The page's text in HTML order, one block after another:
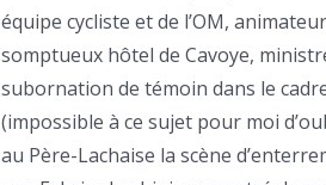
équipe cycliste et de l’OM,
somptueux hôtel de Cavoye,
subornation de témoin dans le
(impossible à ce sujet pour moi
au Père-Lachaise la scène